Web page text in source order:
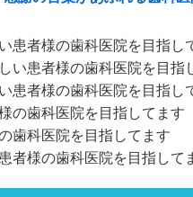
患者様の歯科医院を目指し
い患者様の歯科医院を目指
患者様の歯科医院を目指し
の歯科医院を目指してます
歯科医院を目指してます
者様の歯科医院を目指して